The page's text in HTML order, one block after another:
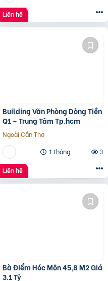
Liên hệ
Building Văn Phòng Dòng Tiền
Q1 – Trung Tâm Tp.hcm
Ngoài Cần Thơ
1 tháng
3
Liên hệ
Bà Điểm Hóc Môn 45,8 M2 Giá
3.1 Tỷ